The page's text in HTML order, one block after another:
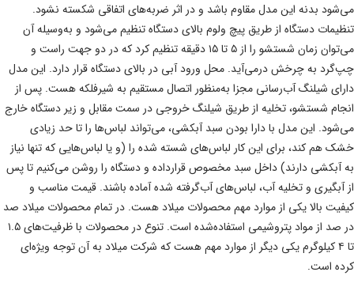
می‌شود بدنه این مدل مقاوم باشد و در اثر ضربه‌های اتفاقی شکسته نشود.
تنظیمات دستگاه از طریق پیچ ولوم بالای دستگاه تنظیم می‌شود و به‌وسیله آن
می‌توان زمان شستشو را از ۵ تا ۱۵ دقیقه تنظیم کرد که در دو جهت راست و
چپ‌گرد به چرخش درمی‌آید. محل ورود آبی در بالای دستگاه قرار دارد. این مدل
دارای شیلنگ آب‌رسانی مجزا به‌منظور اتصال مستقیم به شیرفلکه هست. پس از
انجام شستشو، تخلیه از طریق شیلنگ خروجی در سمت مقابل و زیر دستگاه خارج
می‌شود. این مدل با دارا بودن سبد آبکشی، می‌تواند لباس‌ها را تا حد زیادی
خشک هم کند، برای این کار لباس‌های شسته شده را (و یا لباس‌هایی که تنها نیاز
به آبکشی دارند) داخل سبد مخصوص قرارداده و دستگاه را روشن می‌کنیم تا پس
از آبگیری و تخلیه آب، لباس‌های آب‌گرفته شده آماده باشند. قیمت مناسب و
کیفیت بالا یکی از موارد مهم محصولات میلاد هست. در تمام محصولات میلاد صد
در صد از مواد پتروشیمی استفاده‌شده است. تنوع در محصولات با ظرفیت‌های ۱.۵
تا ۴ کیلوگرم یکی دیگر از موارد مهم هست که شرکت میلاد به آن توجه ویژه‌ای
کرده است.